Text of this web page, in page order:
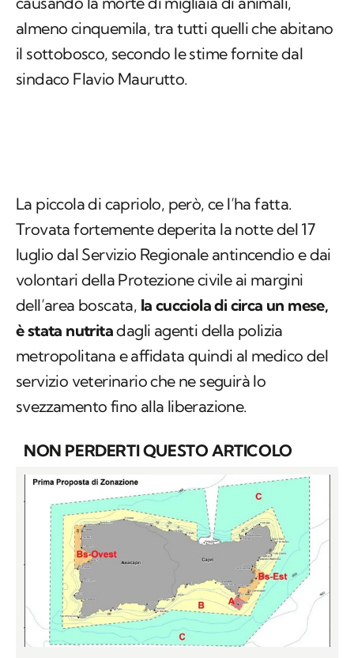
almeno cinquemila, tra tutti quelli che abitano
il sottobosco, secondo le stime fornite dal
sindaco Flavio Maurutto.
La piccola di capriolo, però, ce l’ha fatta.
Trovata fortemente deperita la notte del 17
luglio dal Servizio Regionale antincendio e dai
volontari della Protezione civile ai margini
dell’area boscata, la cucciola di circa un mese,
è stata nutritadagli agenti della polizia
metropolitana e affidata quindi al medico del
servizio veterinario che ne seguirà lo
svezzamento fino alla liberazione.
NON PERDERTI QUESTO ARTICOLO